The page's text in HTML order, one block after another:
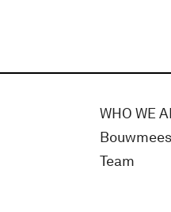
WHO WE
Team